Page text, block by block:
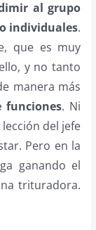
al grupo
individuales.
que es muy
y no tanto
manera más
funciones. Ni
del jefe
Pero en la
ganando el
trituradora.